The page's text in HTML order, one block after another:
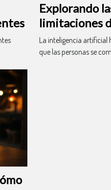
Explorando
limitaciones
modernos en
La inteligencia
que las personas se